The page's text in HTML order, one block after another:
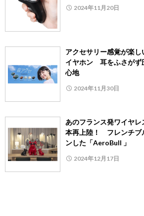
2024年11月20日
アクセサリー感覚が楽
イヤホン 耳をふさがず
心地
2024年11月30日
あのフランス発ワイヤレ
本再上陸！ フレンチブ
ンした「AeroBull 」
2024年12月17日